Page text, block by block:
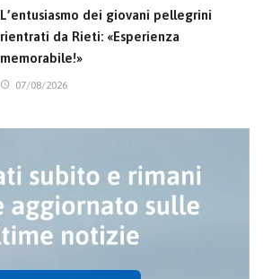
L’entusiasmo dei giovani pellegrini
rientrati da Rieti: «Esperienza
memorabile!»
07/08/2026